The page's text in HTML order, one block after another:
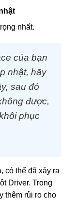
nhất.
của bạn
nhật, hãy
sau đó
được,
phục
có thể đã xảy ra
Driver. Trong
thêm rủi ro cho